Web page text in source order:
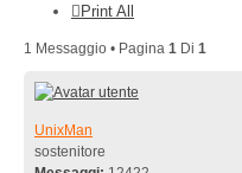
Print All
1 Messaggio • Pagina 1 Di 1
UnixMan
sostenitore